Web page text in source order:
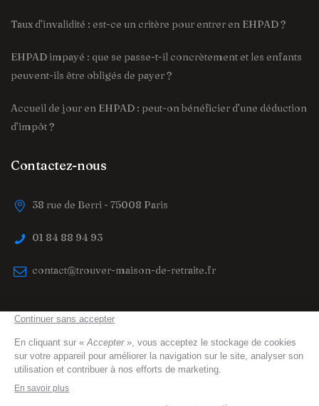
Taux d’invalidité : est-ce un critère pour entrer en EHPAD ?
EHPAD impayé : que se passe-t-il concrètement et les enfants
peuvent-ils être obligés de payer ?
Accueil de jour en EHPAD : peut-on bénéficier d’une déduction
d’impôt ?
Contactez-nous
38 rue de Berri - 75008 Paris
01 84 88 94 93
contact@trouver-maison-de-retraite.fr
trouver-maison-de-retraite.fr© 2023 All Right